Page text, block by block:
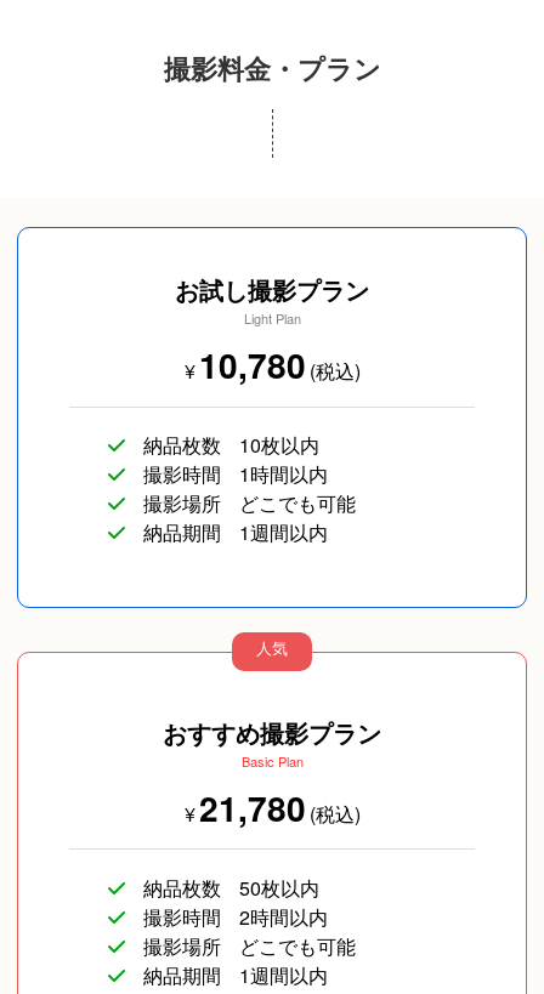
企業向け写真
物撮り(小物/食べ物/
ファッション)
撮影料金・プラン
お試し撮影プラン
Light Plan
¥10,780 (税込)
納品枚数
10枚以内
撮影時間
1時間以内
撮影場所
どこでも可能
納品期間
1週間以内
人気
おすすめ撮影プラン
Basic Plan
¥21,780 (税込)
納品枚数
50枚以内
撮影時間
2時間以内
撮影場所
どこでも可能
納品期間
1週間以内